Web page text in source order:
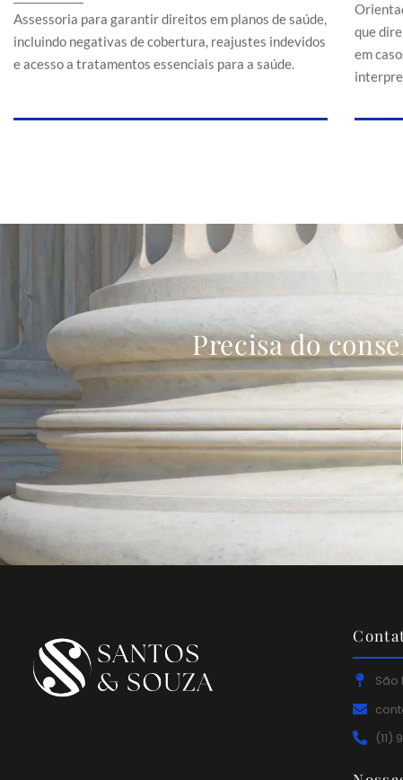
Assessoria para garantir direitos em planos de saúde,
incluindo negativas de cobertura, reajustes indevidos
e acesso a tratamentos essenciais para a saúde.
reajustes indevidos e acesso a tratamentos
que
em
Precisa do
São
(11)